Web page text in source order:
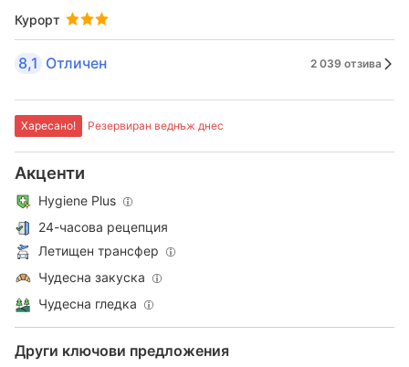
Курорт
8,1 Отличен 2 039 отзива
Харесано! Резервиран веднъж днес
Акценти
Hygiene Plus
24-часова рецепция
Летищен трансфер
Чудесна закуска
Чудесна гледка
Други ключови предложения